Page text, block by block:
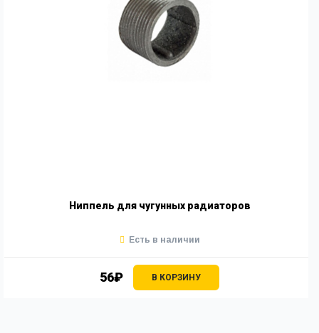
Ниппель для чугунных радиаторов
56₽ В КОРЗИНУ
Есть в наличии